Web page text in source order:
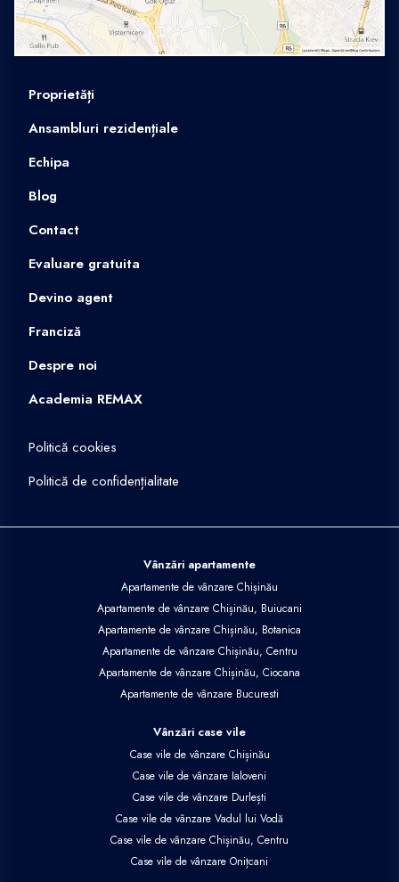
Proprietăți
Ansambluri rezidențiale
Echipa
Blog
Contact
Evaluare gratuita
Devino agent
Franciză
Despre noi
Academia REMAX
Politică cookies
Politică de confidențialitate
Vânzări apartamente
Apartamente de vânzare Chișinău
Apartamente de vânzare Chișinău, Buiucani
Apartamente de vânzare Chișinău, Botanica
Apartamente de vânzare Chișinău, Centru
Apartamente de vânzare Chișinău, Ciocana
Apartamente de vânzare Bucuresti
Vânzări case vile
Case vile de vânzare Chișinău
Case vile de vânzare Ialoveni
Case vile de vânzare Durlești
Case vile de vânzare Vadul lui Vodă
Case vile de vânzare Chișinău, Centru
Case vile de vânzare Onițcani